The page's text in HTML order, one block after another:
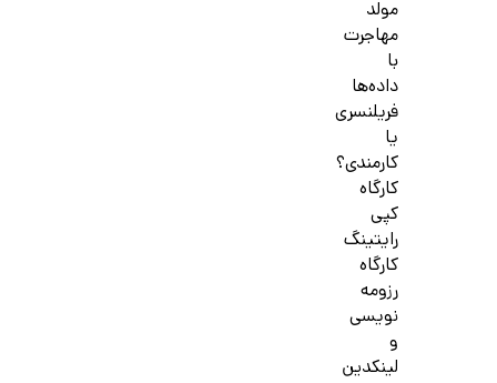
مولد
مهاجرت
با
داده‌ها
فریلنسری
یا
کارمندی؟
کارگاه
کپی
رایتینگ
کارگاه
رزومه
نویسی
و
لینکدین